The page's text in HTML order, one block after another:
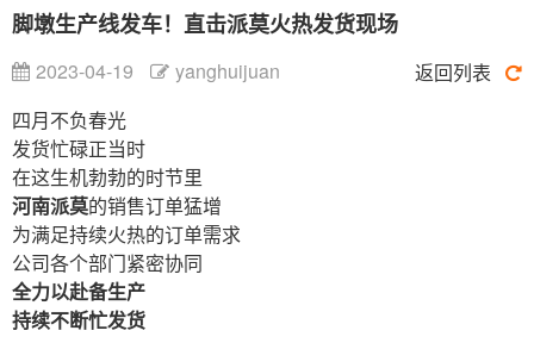
脚墩生产线发车！直击派莫火热发货现场
2023-04-19 yanghuijuan
返回列表
四月不负春光
发货忙碌正当时
在这生机勃勃的时节里
河南派莫的销售订单猛增
为满足持续火热的订单需求
公司各个部门紧密协同
全力以赴备生产
持续不断忙发货